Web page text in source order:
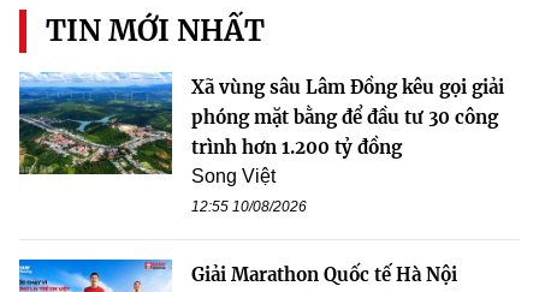
TIN MỚI NHẤT
Xã vùng sâu Lâm Đồng kêu gọi giải
phóng mặt bằng để đầu tư 30 công
trình hơn 1.200 tỷ đồng
Song Việt
12:55 10/08/2026
Giải Marathon Quốc tế Hà Nội